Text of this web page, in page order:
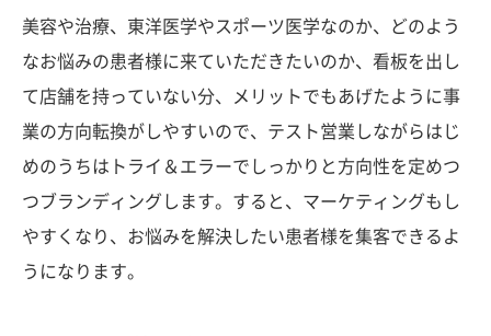
美容や治療、東洋医学やスポーツ医学なのか、どのよう
なお悩みの患者様に来ていただきたいのか、看板を出し
て店舗を持っていない分、メリットでもあげたように事
業の方向転換がしやすいので、テスト営業しながらはじ
めのうちはトライ＆エラーでしっかりと方向性を定めつ
つブランディングします。すると、マーケティングもし
やすくなり、お悩みを解決したい患者様を集客できるよ
うになります。